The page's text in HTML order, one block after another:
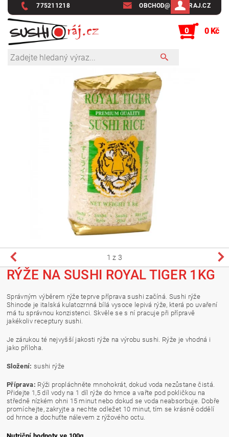
775211218 OBCHOD@SUSHIRAJ.CZ
0 0 Kč
1 z 3
RÝŽE NA SUSHI ROYAL TIGER 1KG
Správným výběrem rýže teprve příprava sushi začíná. Sushi rýže
Shinode je italská kulatozrnná bílá vysoce lepivá rýže, která po uvaření
má tu správnou konzistenci. Skvěle se s ní pracuje při přípravě
jakékoliv receptury sushi.
Je zárukou té nejvyšší jakosti rýže na výrobu sushi. Rýže je vhodná i
jako příloha.
Složení: sushi rýže
Příprava: Rýži propláchněte mnohokrát, dokud voda nezůstane čistá.
Přidejte 1,5 díl vody na 1 díl rýže do hrnce a vařte pod pokličkou na
středně nízkém ohni 15 minut nebo dokud se voda neabsorbuje. Dobře
promíchejte, zakryjte a nechte odležet 10 minut, tím se krásně oddělí
od hrnce a dochuťte nálevem z rýžového octu.
Nutriční hodnoty ve 100g